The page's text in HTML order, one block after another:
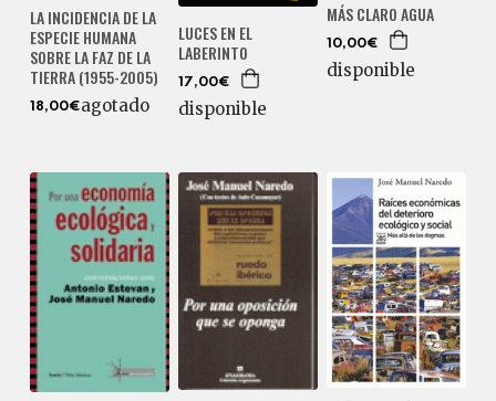
LA INCIDENCIA DE LA
ESPECIE HUMANA
SOBRE LA FAZ DE LA
TIERRA (1955-2005)
18,00€agotado
LUCES EN EL
LABERINTO
17,00€
disponible
MÁS CLARO AGUA
10,00€
disponible